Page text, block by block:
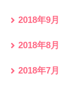
2018年9月
2018年8月
2018年7月